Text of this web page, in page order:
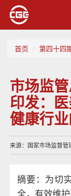
首页 第四十四
市场监
印发：
健康行
来源：国家市场监督
摘要：为切
全，有效维